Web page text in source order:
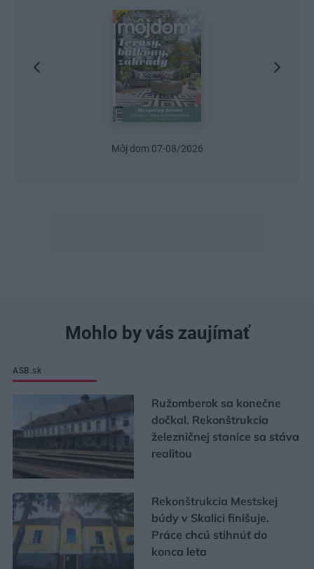
Môj dom 07-08/2026
Mohlo by vás zaujímať
ASB.sk
Ružomberok sa konečne
dočkal. Rekonštrukcia
železničnej stanice sa stáva
realitou
Rekonštrukcia Mestskej
búdy v Skalici finišuje.
Práce chcú stihnúť do
konca leta